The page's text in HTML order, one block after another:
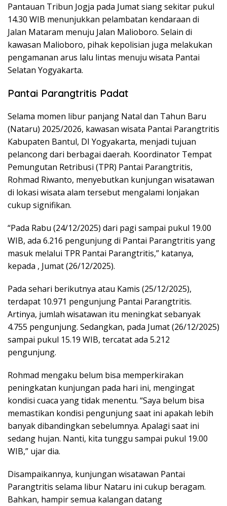
Pantauan Tribun Jogja pada Jumat siang sekitar pukul
14.30 WIB menunjukkan pelambatan kendaraan di
Jalan Mataram menuju Jalan Malioboro. Selain di
kawasan Malioboro, pihak kepolisian juga melakukan
pengamanan arus lalu lintas menuju wisata Pantai
Selatan Yogyakarta.
Pantai Parangtritis Padat
Selama momen libur panjang Natal dan Tahun Baru
(Nataru) 2025/2026, kawasan wisata Pantai Parangtritis
Kabupaten Bantul, DI Yogyakarta, menjadi tujuan
pelancong dari berbagai daerah. Koordinator Tempat
Pemungutan Retribusi (TPR) Pantai Parangtritis,
Rohmad Riwanto, menyebutkan kunjungan wisatawan
di lokasi wisata alam tersebut mengalami lonjakan
cukup signifikan.
“Pada Rabu (24/12/2025) dari pagi sampai pukul 19.00
WIB, ada 6.216 pengunjung di Pantai Parangtritis yang
masuk melalui TPR Pantai Parangtritis,” katanya,
kepada , Jumat (26/12/2025).
Pada sehari berikutnya atau Kamis (25/12/2025),
terdapat 10.971 pengunjung Pantai Parangtritis.
Artinya, jumlah wisatawan itu meningkat sebanyak
4.755 pengunjung. Sedangkan, pada Jumat (26/12/2025)
sampai pukul 15.19 WIB, tercatat ada 5.212
pengunjung.
Rohmad mengaku belum bisa memperkirakan
peningkatan kunjungan pada hari ini, mengingat
kondisi cuaca yang tidak menentu. “Saya belum bisa
memastikan kondisi pengunjung saat ini apakah lebih
banyak dibandingkan sebelumnya. Apalagi saat ini
sedang hujan. Nanti, kita tunggu sampai pukul 19.00
WIB,” ujar dia.
Disampaikannya, kunjungan wisatawan Pantai
Parangtritis selama libur Nataru ini cukup beragam.
Bahkan, hampir semua kalangan datang